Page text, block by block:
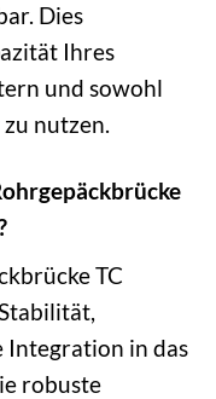
Dies
Ihres
und sowohl
zu nutzen.
TC
Integration in das
robuste